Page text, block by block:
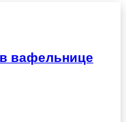
вафельнице